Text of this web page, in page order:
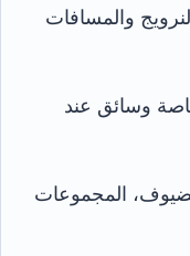
والمسافات
وسائق عند
المجموعات